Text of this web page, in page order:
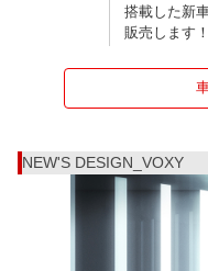
搭載した新
販売します！
NEW'S DESIGN_VOXY